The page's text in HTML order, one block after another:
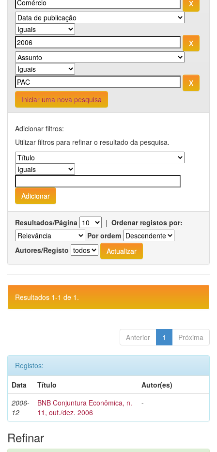
Iniciar uma nova pesquisa
Adicionar filtros:
Utilizar filtros para refinar o resultado da pesquisa.
Resultados/Página | Ordenar registos por:
Por ordem
Autores/Registo
Resultados 1-1 de 1.
Anterior 1 Próxima
Registos:
Data
Título
Autor(es)
2006-
12
BNB Conjuntura Econômica, n.
11, out./dez. 2006
-
Refinar